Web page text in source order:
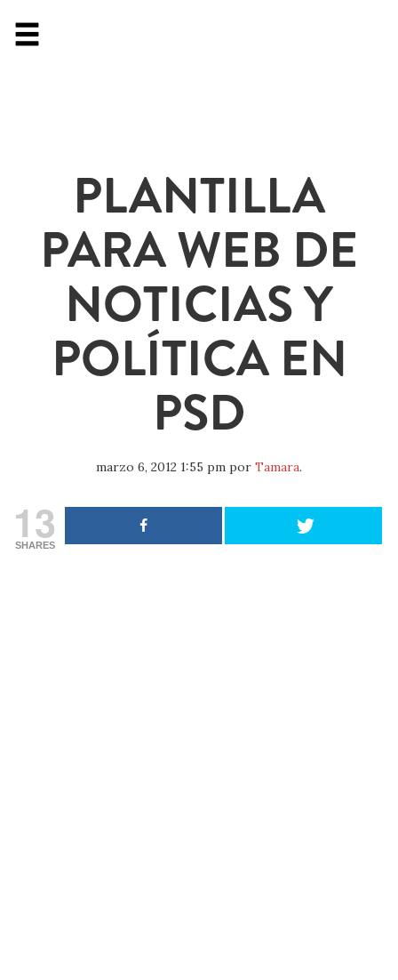
PLANTILLA
PARA WEB DE
NOTICIAS Y
POLÍTICA EN
PSD
marzo 6, 2012 1:55 pm por Tamara.
13
SHARES